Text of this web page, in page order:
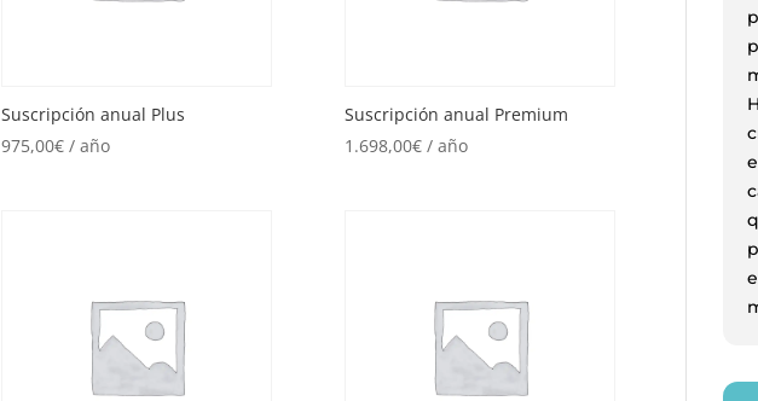
Suscripción anual Plus
975,00€ / año
Suscripción anual Premium
1.698,00€ / año